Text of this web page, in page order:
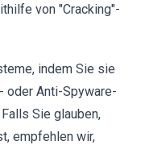
von "Cracking"-
indem Sie sie
oder Anti-Spyware-
Sie glauben,
empfehlen wir,